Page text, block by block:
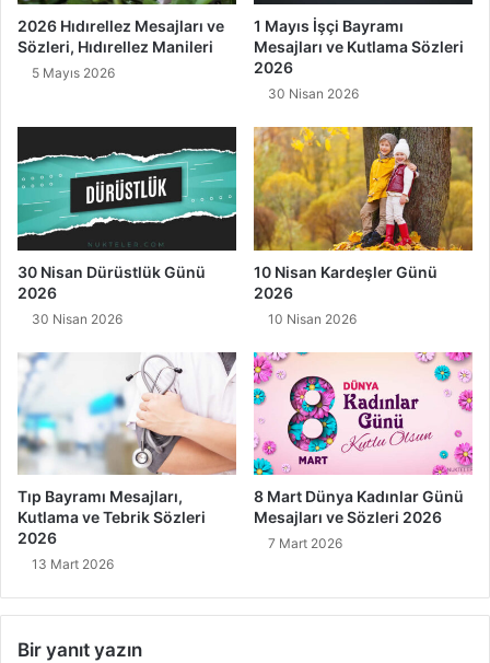
2026 Hıdırellez Mesajları ve
Sözleri, Hıdırellez Manileri
5 Mayıs 2026
1 Mayıs İşçi Bayramı
Mesajları ve Kutlama Sözleri
2026
30 Nisan 2026
30 Nisan Dürüstlük Günü
2026
30 Nisan 2026
10 Nisan Kardeşler Günü
2026
10 Nisan 2026
Tıp Bayramı Mesajları,
Kutlama ve Tebrik Sözleri
2026
13 Mart 2026
8 Mart Dünya Kadınlar Günü
Mesajları ve Sözleri 2026
7 Mart 2026
Bir yanıt yazın